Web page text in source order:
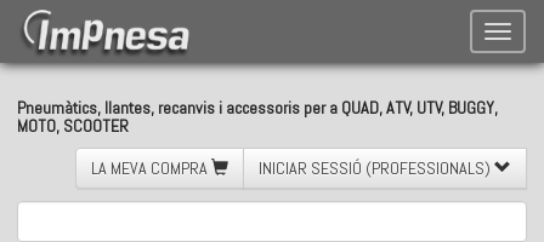
Toggle
Pneumàtics, llantes, recanvis i accessoris per a QUAD, ATV, UTV, BUGGY,
MOTO, SCOOTER
LA MEVA COMPRA
INICIAR SESSIÓ (PROFESSIONALS)